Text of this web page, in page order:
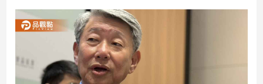
新
聞
股
市